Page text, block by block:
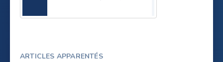
ARTICLES APPARENTÉS